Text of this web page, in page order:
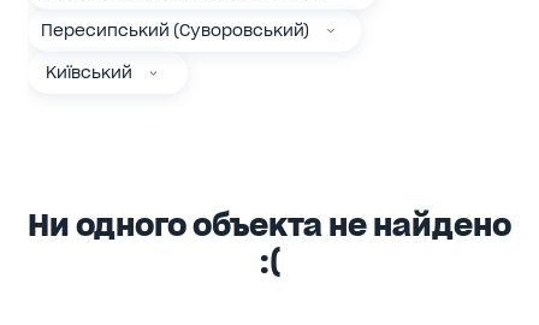
Пересипський (Суворовський)
Київський
Ни одного объекта не найдено
:(